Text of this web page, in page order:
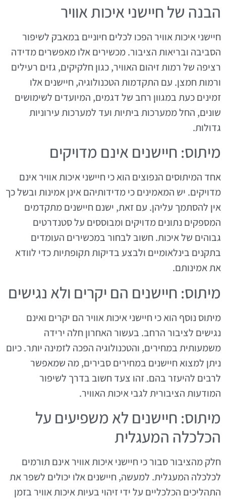
הבנה של חיישני איכות אוויר
חיישני איכות אוויר הפכו לכלים חיוניים במאבק לשיפור
הסביבה ובריאות הציבור. מכשירים אלו מאפשרים מדידה
רציפה של רמות זיהום האוויר, כגון חלקיקים, גזים רעילים
ורמות חמצן. עם התקדמות הטכנולוגיה, חיישנים אלו
זמינים כעת במגוון רחב של דגמים, המיועדים לשימושים
שונים, החל ממערכות ביתיות ועד למערכות עירוניות
גדולות.
מיתוס: חיישנים אינם מדויקים
אחד המיתוסים הנפוצים הוא כי חיישני איכות אוויר אינם
מדויקים. יש המאמינים כי מדידותיהם אינן אמינות ובשל כך
אין להסתמך עליהן. עם זאת, ישנם חיישנים מתקדמים
המספקים נתונים מדויקים ומבוססים על סטנדרטים
גבוהים של איכות. חשוב לבחור במכשירים העומדים
בתקנים בינלאומיים ולבצע בדיקות תקופתיות כדי לוודא
את אמינותם.
מיתוס: חיישנים הם יקרים ולא נגישים
מיתוס נוסף הוא כי חיישני איכות אוויר הם יקרים ואינם
נגישים לציבור הרחב. בעשור האחרון חלה ירידה
משמעותית במחירים, והטכנולוגיה הפכה לזמינה יותר. כיום
ניתן למצוא חיישנים במחירים סבירים, מה שמאפשר
לרבים להיעזר בהם. זהו צעד חשוב בדרך לשיפור
המודעות הציבורית לגבי איכות האוויר.
מיתוס: חיישנים לא משפיעים על
הכלכלה המעגלית
חלק מהציבור סבור כי חיישני איכות אוויר אינם תורמים
לכלכלה המעגלית. למעשה, חיישנים אלו יכולים לשפר את
התהליכים הכלכליים על ידי זיהוי בעיות איכות אוויר בזמן